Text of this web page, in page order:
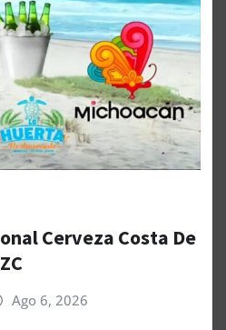
Cerveza Costa De
Ago 6, 2026